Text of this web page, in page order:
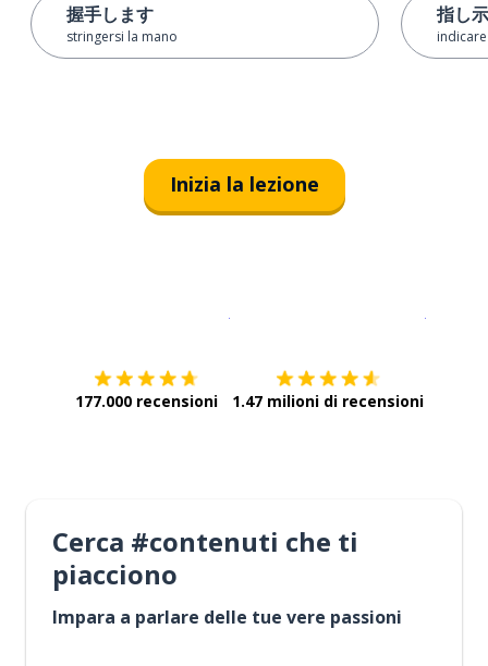
握手します
stringersi la mano
指し
indicare
Inizia la lezione
177.000 recensioni 1.47 milioni di recensioni
Cerca #contenuti che ti
piacciono
Impara a parlare delle tue vere passioni